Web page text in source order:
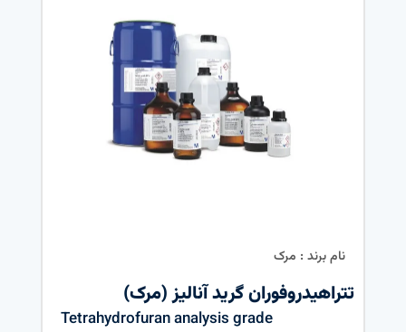
نام برند : مرک
تتراهیدروفوران گرید آنالیز (مرک)
Tetrahydrofuran analysis grade